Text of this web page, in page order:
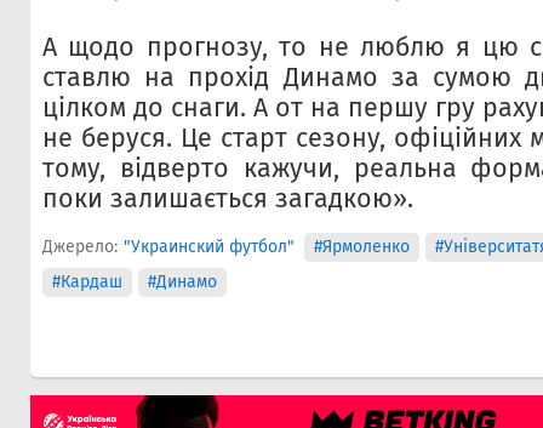
А щодо прогнозу, то не люблю я цю
ставлю на прохід Динамо за сумою
цілком до снаги. А от на першу гру
не беруся. Це старт сезону, офіційних
тому, відверто кажучи, реальна
поки залишається загадкою».
Джерело: "Украинский футбол" #Ярмоленко
#Кардаш
#Динамо